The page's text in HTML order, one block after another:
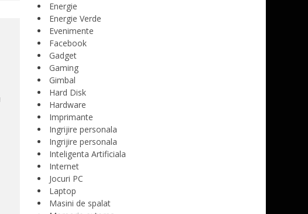
Energie
Energie Verde
Evenimente
Facebook
Gadget
Gaming
Gimbal
Hard Disk
Hardware
Imprimante
Ingrijire personala
Ingrijire personala
Inteligenta Artificiala
Internet
Jocuri PC
Laptop
Masini de spalat